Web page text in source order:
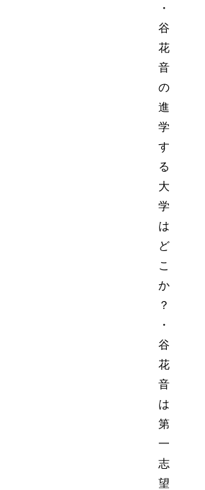
・
谷
花
音
の
進
学
す
る
大
学
は
ど
こ
か
？
・
谷
花
音
は
第
一
志
望